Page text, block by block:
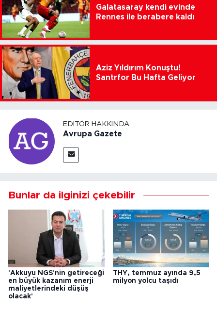
Galatasaray kendi evinde
Rennes ile berabere kaldı
Aziz Yıldırım Konuştu!
Santrfor Bu Hafta Geliyor
EDITÖR HAKKINDA
Avrupa Gazete
Bunlar da ilginizi çekebilir
'Akkuyu NGS'nin getireceği
en büyük kazanım enerji
maliyetlerindeki düşüş
olacak'
THY, temmuz ayında 9,5
milyon yolcu taşıdı